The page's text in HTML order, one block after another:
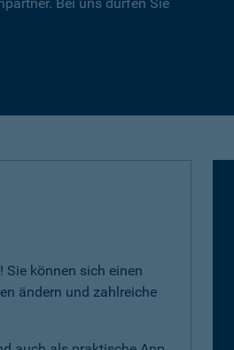
können sich einen
ändern und zahlreiche